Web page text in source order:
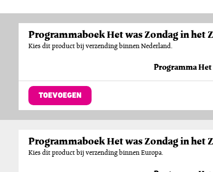
Programmaboek Het was Zondag in het
Kies dit product bij verzending binnen Nederland.
TOEVOEGEN
Programmaboek Het was Zondag in het
Kies dit product bij verzending binnen Europa.